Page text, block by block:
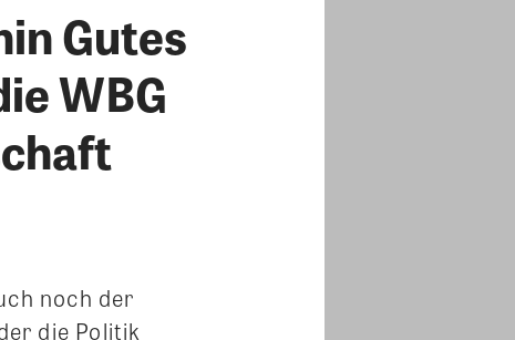
Gutes
WBG
noch der
die Politik